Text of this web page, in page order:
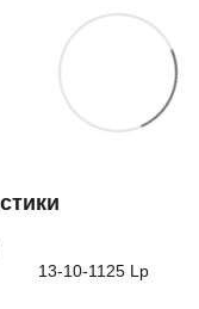
13-10-1125 Lp